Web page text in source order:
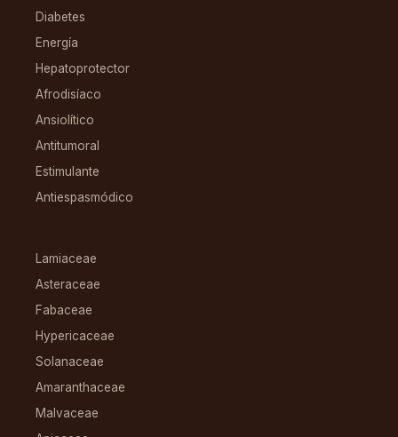
Diabetes
Energía
Hepatoprotector
Afrodisíaco
Ansiolítico
Antitumoral
Estimulante
Antiespasmódico
Lamiaceae
Asteraceae
Fabaceae
Hypericaceae
Solanaceae
Amaranthaceae
Malvaceae